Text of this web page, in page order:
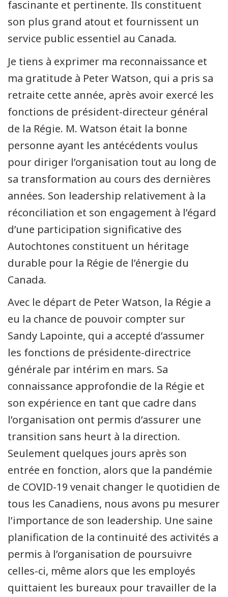
fascinante et pertinente. Ils constituent
son plus grand atout et fournissent un
service public essentiel au Canada.
Je tiens à exprimer ma reconnaissance et
ma gratitude à Peter Watson, qui a pris sa
retraite cette année, après avoir exercé les
fonctions de président-directeur général
de la Régie. M. Watson était la bonne
personne ayant les antécédents voulus
pour diriger l’organisation tout au long de
sa transformation au cours des dernières
années. Son leadership relativement à la
réconciliation et son engagement à l’égard
d’une participation significative des
Autochtones constituent un héritage
durable pour la Régie de l’énergie du
Canada.
Avec le départ de Peter Watson, la Régie a
eu la chance de pouvoir compter sur
Sandy Lapointe, qui a accepté d’assumer
les fonctions de présidente-directrice
générale par intérim en mars. Sa
connaissance approfondie de la Régie et
son expérience en tant que cadre dans
l’organisation ont permis d’assurer une
transition sans heurt à la direction.
Seulement quelques jours après son
entrée en fonction, alors que la pandémie
de COVID-19 venait changer le quotidien de
tous les Canadiens, nous avons pu mesurer
l’importance de son leadership. Une saine
planification de la continuité des activités a
permis à l’organisation de poursuivre
celles-ci, même alors que les employés
quittaient les bureaux pour travailler de la